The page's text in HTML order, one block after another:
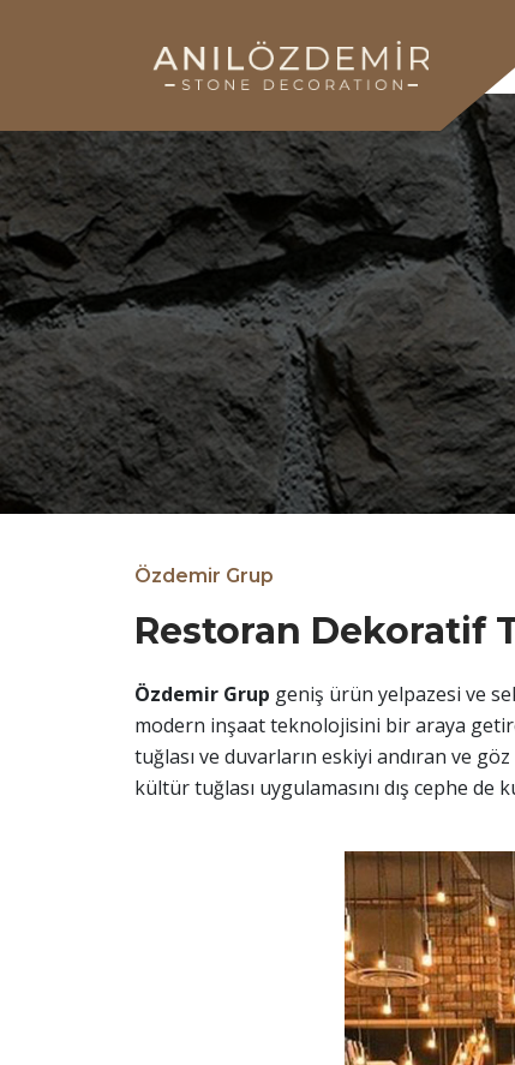
Özdemir Grup
Restoran Dekoratif
Özdemir Grup geniş ürün yelpazesi ve
modern inşaat teknolojisini bir araya
tuğlası ve duvarların eskiyi andıran ve
kültür tuğlası uygulamasını dış cephe